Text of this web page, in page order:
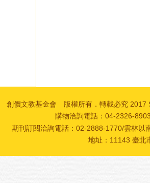
創價文教基金會 版權所有．轉載必究 2017
購物洽詢電話：04-2326-
期刊訂閱洽詢電話：02-2888-1770/雲林
地址：11143 臺北